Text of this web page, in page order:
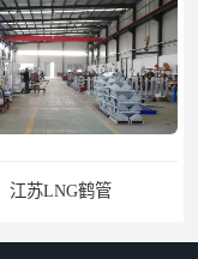
江苏LNG鹤管